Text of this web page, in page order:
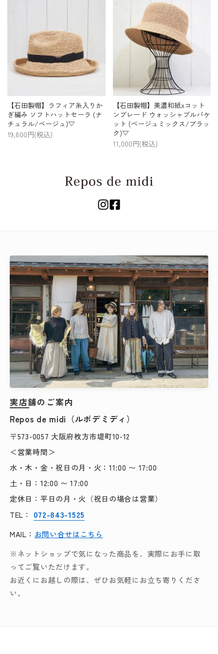
【石田製帽】ラフィア糸入りか
ぎ編み ソフトハットセーラ (ナ
チュラル/ベージュ)▽
19,800円(税込)
【石田製帽】美濃和紙xコット
ンブレード ウォッシャブルバケ
ット (ベージュミックス/ブラッ
ク)▽
11,000円(税込)
実店舗のご案内
Repos de midi（ルポデミディ）
〒573-0057 大阪府枚方市堤町10-12
＜営業時間＞
水・木・金・祝日の月・火：11:00 〜 17:00
土・日：12:00 〜 17:00
定休日：平日の月・火（祝日の場合は営業）
TEL：
072-843-1525
MAIL： お問い合せはこちら
※ネットショップで気になった商品を、実際にお手に取
ってご覧いただけます。
お近くにお越しの際は、ぜひお気軽にお立ち寄りくださ
い。